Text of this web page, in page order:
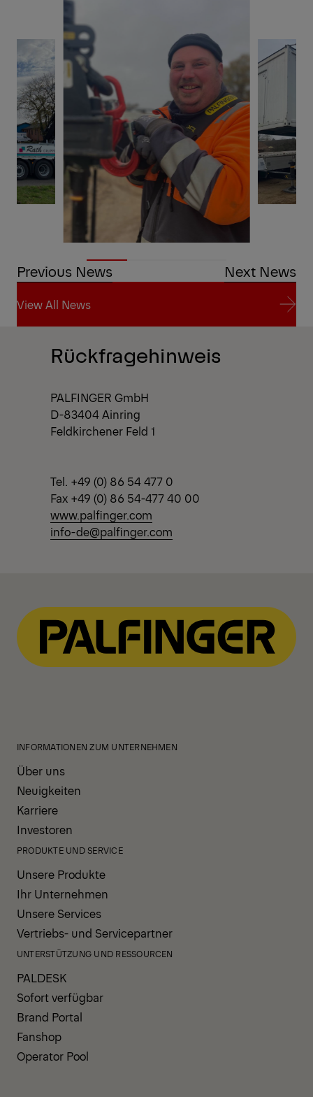
Previous News Next News
View All News
View All News
Rückfragehinweis
PALFINGER GmbH
D-83404 Ainring
Feldkirchener Feld 1
Tel. +49 (0) 86 54 477 0
Fax +49 (0) 86 54-477 40 00
www.palfinger.com
info-de@palfinger.com
INFORMATIONEN ZUM UNTERNEHMEN
Über uns
Neuigkeiten
Karriere
Investoren
PRODUKTE UND SERVICE
Unsere Produkte
Ihr Unternehmen
Unsere Services
Vertriebs- und Servicepartner
UNTERSTÜTZUNG UND RESSOURCEN
PALDESK
Sofort verfügbar
Brand Portal
Fanshop
Operator Pool